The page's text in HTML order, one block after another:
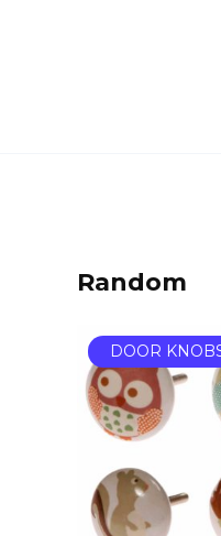
Random
DOOR